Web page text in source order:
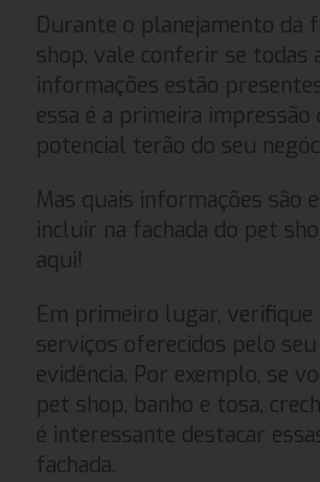
Durante o planejamento da
shop, vale conferir se todas
informações estão
essa é a primeira impressão
potencial terão do seu
Mas quais informações são
incluir na fachada do pet
aqui!
Em primeiro lugar, verifique
serviços oferecidos pelo
evidência. Por exemplo, se
pet shop, banho e tosa,
é interessante destacar
fachada.